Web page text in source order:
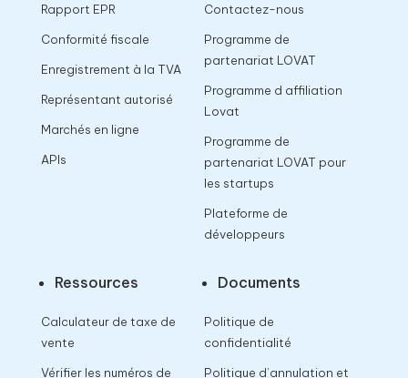
Rapport EPR
Conformité fiscale
Enregistrement à la TVA
Représentant autorisé
Marchés en ligne
APIs
Contactez-nous
Programme de
partenariat LOVAT
Programme d affiliation
Lovat
Programme de
partenariat LOVAT pour
les startups
Plateforme de
développeurs
Ressources
Calculateur de taxe de
vente
Vérifier les numéros de
Documents
Politique de
confidentialité
Politique d’annulation et